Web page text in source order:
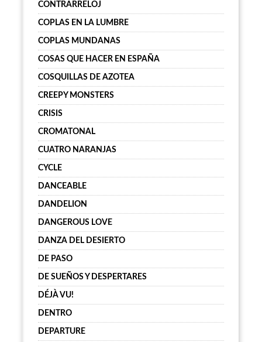
CONTRARRELOJ
COPLAS EN LA LUMBRE
COPLAS MUNDANAS
COSAS QUE HACER EN ESPAÑA
COSQUILLAS DE AZOTEA
CREEPY MONSTERS
CRISIS
CROMATONAL
CUATRO NARANJAS
CYCLE
DANCEABLE
DANDELION
DANGEROUS LOVE
DANZA DEL DESIERTO
DE PASO
DE SUEÑOS Y DESPERTARES
DÉJÀ VU!
DENTRO
DEPARTURE